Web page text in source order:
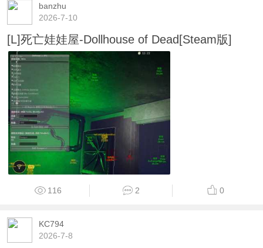
banzhu
2026-7-10
[L]死亡娃娃屋-Dollhouse of Dead[Steam版]
116 2 0
KC794
2026-7-8